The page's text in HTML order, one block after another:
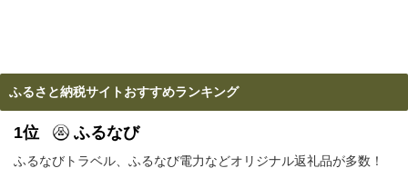
ふるさと納税サイトおすすめランキング
1位 ふるなび
ふるなびトラベル、ふるなび電力などオリジナル返礼品が多数！